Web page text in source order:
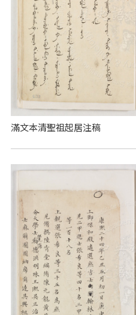
滿文本清聖祖起居注稿